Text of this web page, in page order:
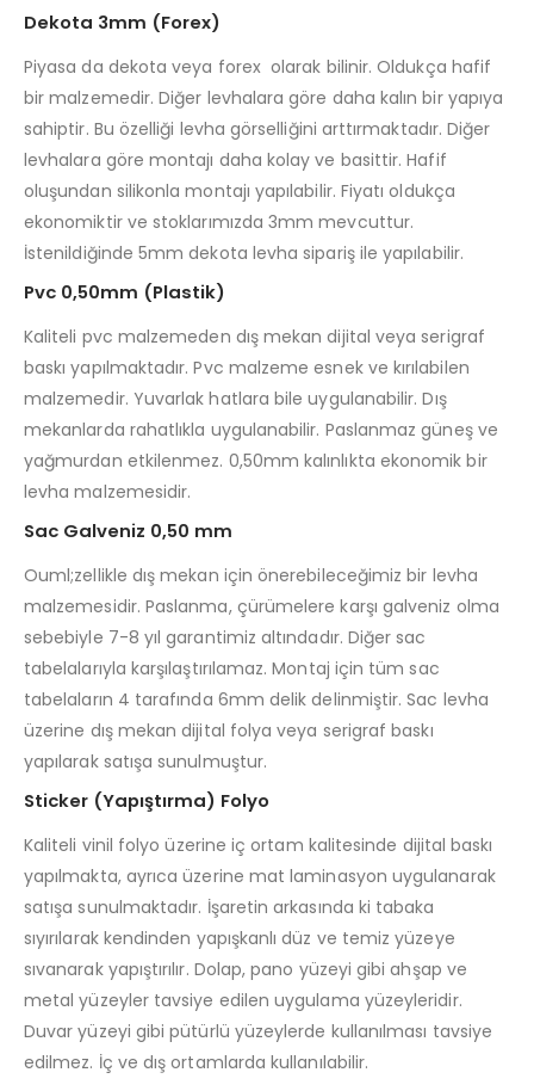
Dekota 3mm (Forex)
Piyasa da dekota veya forex olarak bilinir. Oldukça hafif
bir malzemedir. Diğer levhalara göre daha kalın bir yapıya
sahiptir. Bu özelliği levha görselliğini arttırmaktadır. Diğer
levhalara göre montajı daha kolay ve basittir. Hafif
oluşundan silikonla montajı yapılabilir. Fiyatı oldukça
ekonomiktir ve stoklarımızda 3mm mevcuttur.
İstenildiğinde 5mm dekota levha sipariş ile yapılabilir.
Pvc 0,50mm (Plastik)
Kaliteli pvc malzemeden dış mekan dijital veya serigraf
baskı yapılmaktadır. Pvc malzeme esnek ve kırılabilen
malzemedir. Yuvarlak hatlara bile uygulanabilir. Dış
mekanlarda rahatlıkla uygulanabilir. Paslanmaz güneş ve
yağmurdan etkilenmez. 0,50mm kalınlıkta ekonomik bir
levha malzemesidir.
Sac Galveniz 0,50 mm
Ouml;zellikle dış mekan için önerebileceğimiz bir levha
malzemesidir. Paslanma, çürümelere karşı galveniz olma
sebebiyle 7-8 yıl garantimiz altındadır. Diğer sac
tabelalarıyla karşılaştırılamaz. Montaj için tüm sac
tabelaların 4 tarafında 6mm delik delinmiştir. Sac levha
üzerine dış mekan dijital folya veya serigraf baskı
yapılarak satışa sunulmuştur.
Sticker (Yapıştırma) Folyo
Kaliteli vinil folyo üzerine iç ortam kalitesinde dijital baskı
yapılmakta, ayrıca üzerine mat laminasyon uygulanarak
satışa sunulmaktadır. İşaretin arkasında ki tabaka
sıyırılarak kendinden yapışkanlı düz ve temiz yüzeye
sıvanarak yapıştırılır. Dolap, pano yüzeyi gibi ahşap ve
metal yüzeyler tavsiye edilen uygulama yüzeyleridir.
Duvar yüzeyi gibi pütürlü yüzeylerde kullanılması tavsiye
edilmez. İç ve dış ortamlarda kullanılabilir.